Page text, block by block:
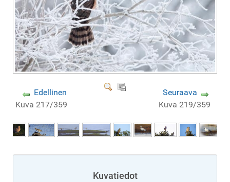
Edellinen
Kuva 217/359
Seuraava
Kuva 219/359
Kuvatiedot